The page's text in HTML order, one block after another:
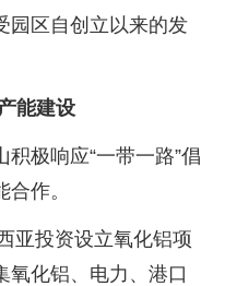
园区自创立以来的发
能建设
极响应“一带一路”倡
作。
亚投资设立氧化铝项
氧化铝、电力、港口